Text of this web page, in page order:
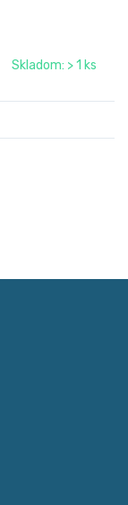
Skladom: > 1 ks